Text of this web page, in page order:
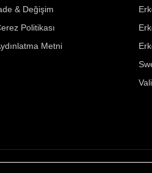
& Değişim
Politikası
Metni